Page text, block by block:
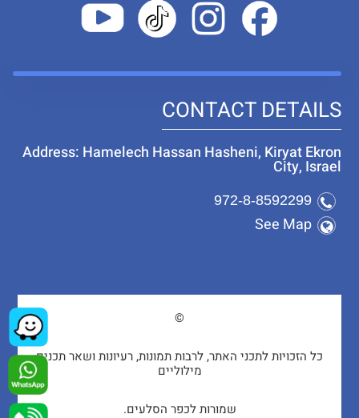
CONTACT DETAILS
Address: Hamelech Hassan Hasheni, Kiryat Ekron
City, Israel
972-8-8592299
See Map
©
כל הזכויות לתכני האתר, לרבות תמונות, רעיונות ושאר תכנים
מילוליים
שמורות לכפר הסלעים.